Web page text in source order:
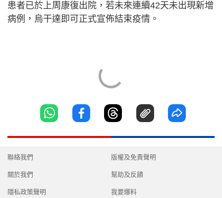
患者已於上周康復出院，若未來連續42天未出現新增
病例，烏干達即可正式宣佈結束疫情。
聯絡我們
關於我們
隱私政策聲明
版權及免責聲明
幫助及反饋
我要爆料